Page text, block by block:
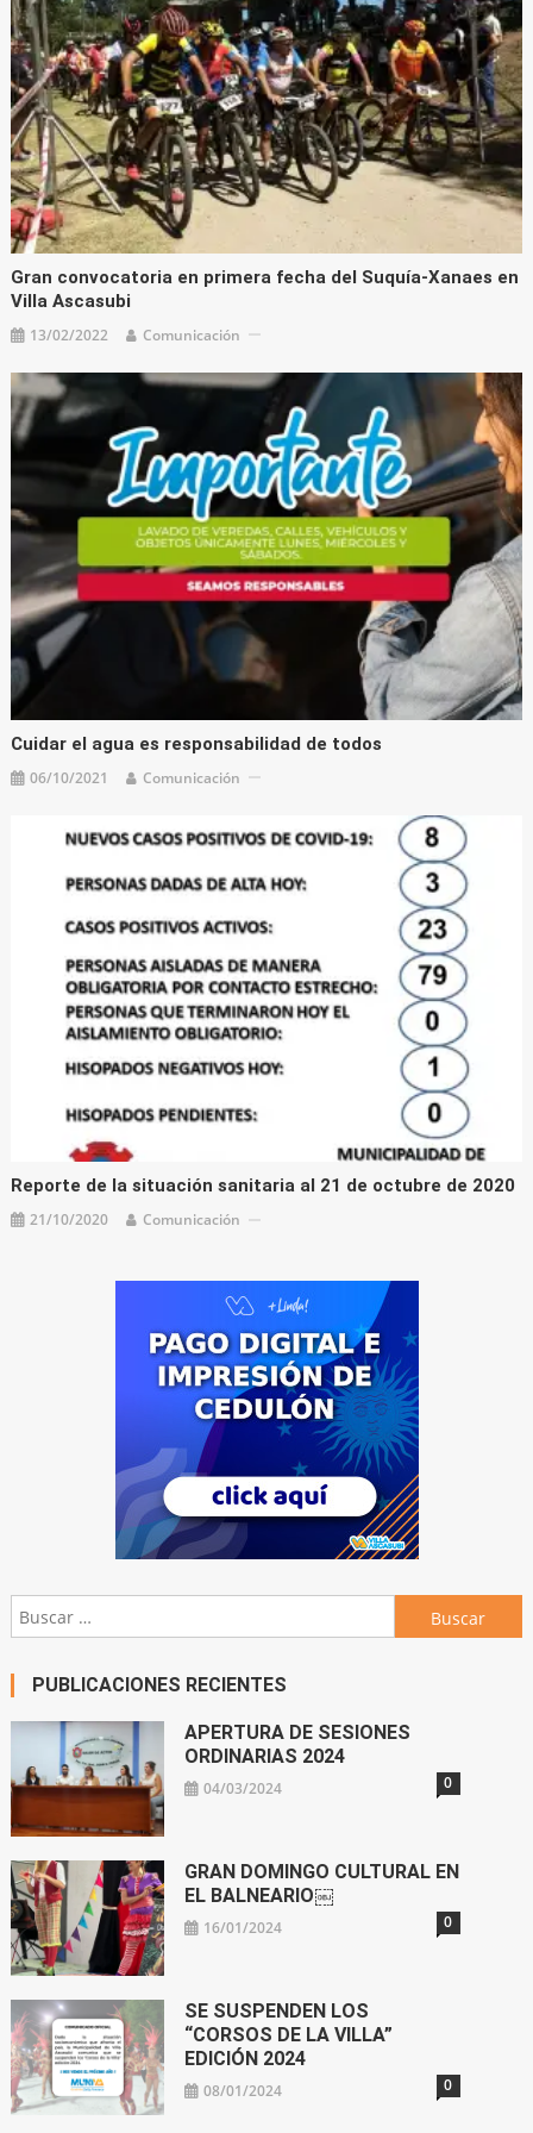
Gran convocatoria en primera fecha del Suquía-Xanaes en
Villa Ascasubi
13/02/2022 Comunicación
Cuidar el agua es responsabilidad de todos
06/10/2021 Comunicación
Reporte de la situación sanitaria al 21 de octubre de 2020
21/10/2020 Comunicación
Buscar:
PUBLICACIONES RECIENTES
APERTURA DE SESIONES
ORDINARIAS 2024
04/03/2024 0
GRAN DOMINGO CULTURAL EN
EL BALNEARIO￼
16/01/2024 0
SE SUSPENDEN LOS
“CORSOS DE LA VILLA”
EDICIÓN 2024
08/01/2024 0